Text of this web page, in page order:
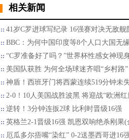
相关新闻
41岁C罗进球写纪录 16强赛对决无敌舰
BBC：为何中国印度等8个人口大国无
“C罗准备好了吗？”世界杯性感女神现
美国队获胜 为何全场球迷齐唱“乡村路”
神盾！西班牙门将西蒙连续519分钟未
2-0！10人美国战胜波黑 将迎战“欧洲红
逆转！3分钟连扳2球 比利时晋级16强
英格兰2-1晋级16强 凯恩双响绝杀刚果(
厄瓜多尔捂嘴“染红” 0-2送墨西哥进16